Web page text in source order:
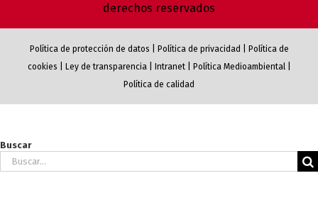
derechos reservados
Política de protección de datos Política de privacidad
Política de
cookies
Ley de transparencia| Intranet| Política Medioambiental|
Política de calidad
Buscar
Buscar: